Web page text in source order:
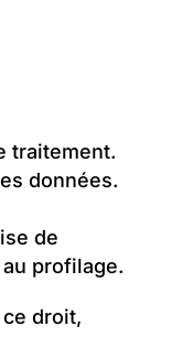
traitement.
données.
de
profilage.
droit,